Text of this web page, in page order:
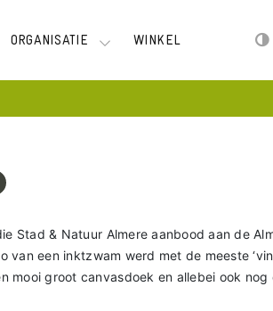
ORGANISATIE WINKEL
Stad & Natuur Almere aanbood aan de
een inktzwam werd met de meeste
mooi groot canvasdoek en allebei ook nog